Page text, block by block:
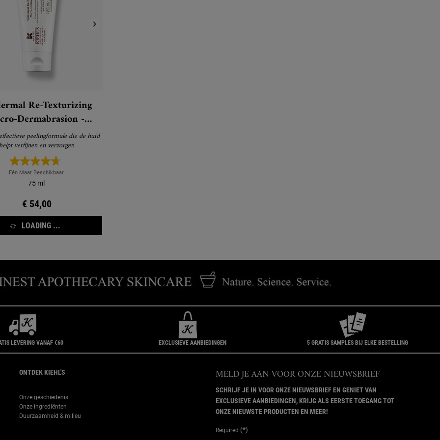
Re-Texturizing
Dermabrasion -
Gezichtspeeling
peelingformule die de huid
verfijnen en verzorgen
Eén Maat Beschikbaar
75 ml
€ 54,00
LOADING ...
LEVERING VANAF €60 EXCLUSIEVE AANBIEDINGEN 5 GRATIS SAMPLES BIJ ELKE BESTELLING
ONTDEK KIEHL'S
Onze geschiedenis
Onze ingrediënten
Duurzaamheid & milieu
MELD JE AAN VOOR ONZE NIEUWSBRIEF
SCHRIJF JE IN VOOR ONZE NIEUWSBRIEF EN GENIET VAN
EXCLUSIEVE AANBIEDINGEN, KRIJG ALS EERSTE TOEGANG TOT
ONZE NIEUWSTE PRODUCTEN EN MEER!
Required (*)